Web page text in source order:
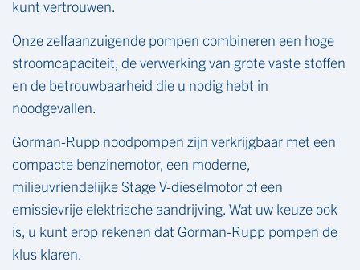
kunt vertrouwen.
Onze zelfaanzuigende pompen combineren een hoge
stroomcapaciteit, de verwerking van grote vaste stoffen
en de betrouwbaarheid die u nodig hebt in
noodgevallen.
Gorman-Rupp noodpompen zijn verkrijgbaar met een
compacte benzinemotor, een moderne,
milieuvriendelijke Stage V-dieselmotor of een
emissievrije elektrische aandrijving. Wat uw keuze ook
is, u kunt erop rekenen dat Gorman-Rupp pompen de
klus klaren.